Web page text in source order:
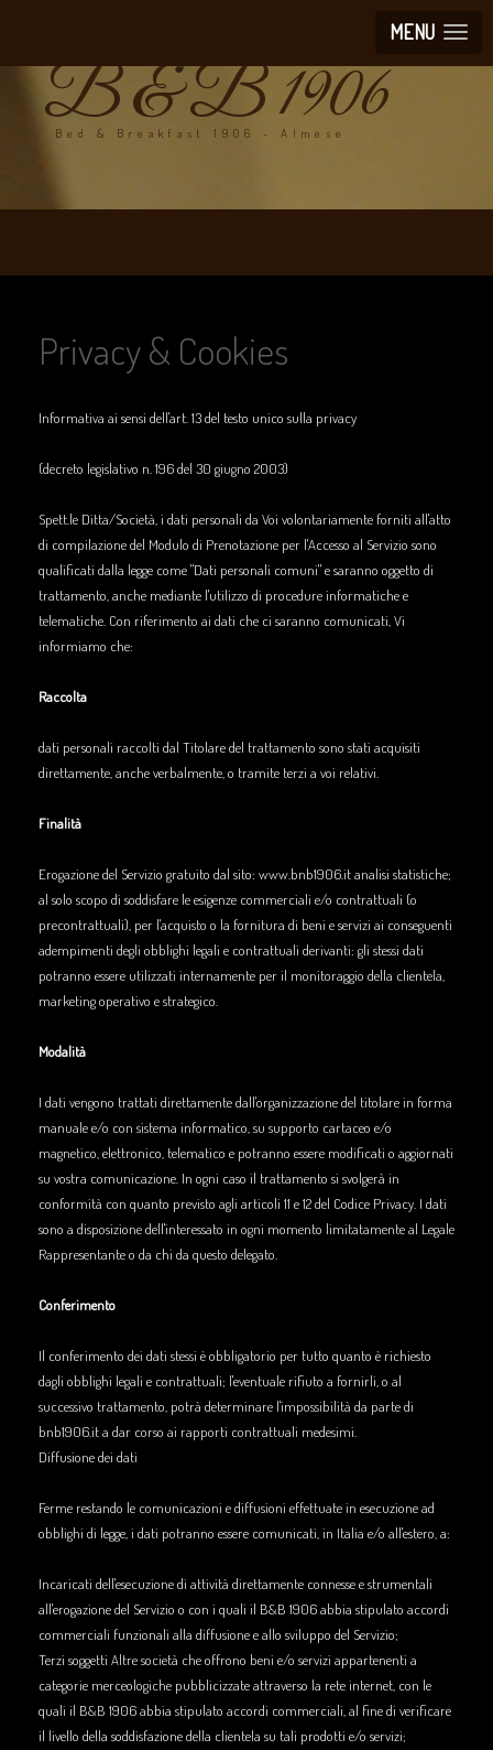
MENU
B & B 1906
Bed & Breakfast 1906 - Almese
Privacy & Cookies
Informativa ai sensi dell'art. 13 del testo unico sulla privacy
(decreto legislativo n. 196 del 30 giugno 2003)
Spett.le Ditta/Società, i dati personali da Voi volontariamente forniti all'atto
di compilazione del Modulo di Prenotazione per l'Accesso al Servizio sono
qualificati dalla legge come "Dati personali comuni" e saranno oggetto di
trattamento, anche mediante l'utilizzo di procedure informatiche e
telematiche. Con riferimento ai dati che ci saranno comunicati, Vi
informiamo che:
Raccolta
dati personali raccolti dal Titolare del trattamento sono stati acquisiti
direttamente, anche verbalmente, o tramite terzi a voi relativi.
Finalità
Erogazione del Servizio gratuito dal sito: www.bnb1906.it analisi statistiche;
al solo scopo di soddisfare le esigenze commerciali e/o contrattuali (o
precontrattuali), per l'acquisto o la fornitura di beni e servizi ai conseguenti
adempimenti degli obblighi legali e contrattuali derivanti: gli stessi dati
potranno essere utilizzati internamente per il monitoraggio della clientela,
marketing operativo e strategico.
Modalità
I dati vengono trattati direttamente dall'organizzazione del titolare in forma
manuale e/o con sistema informatico, su supporto cartaceo e/o
magnetico, elettronico, telematico e potranno essere modificati o aggiornati
su vostra comunicazione. In ogni caso il trattamento si svolgerà in
conformità con quanto previsto agli articoli 11 e 12 del Codice Privacy. I dati
sono a disposizione dell'interessato in ogni momento limitatamente al Legale
Rappresentante o da chi da questo delegato.
Conferimento
Il conferimento dei dati stessi è obbligatorio per tutto quanto è richiesto
dagli obblighi legali e contrattuali; l'eventuale rifiuto a fornirli, o al
successivo trattamento, potrà determinare l'impossibilità da parte di
bnb1906.it a dar corso ai rapporti contrattuali medesimi.
Diffusione dei dati
Ferme restando le comunicazioni e diffusioni effettuate in esecuzione ad
obblighi di legge, i dati potranno essere comunicati, in Italia e/o all'estero, a:
Incaricati dell'esecuzione di attività direttamente connesse e strumentali
all'erogazione del Servizio o con i quali il B&B 1906 abbia stipulato accordi
commerciali funzionali alla diffusione e allo sviluppo del Servizio;
Terzi soggetti Altre società che offrono beni e/o servizi appartenenti a
categorie merceologiche pubblicizzate attraverso la rete internet, con le
quali il B&B 1906 abbia stipulato accordi commerciali, al fine di verificare
il livello della soddisfazione della clientela su tali prodotti e/o servizi;